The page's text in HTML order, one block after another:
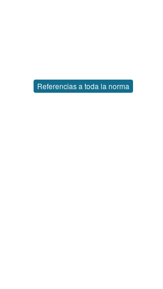
Referencias a toda la norma